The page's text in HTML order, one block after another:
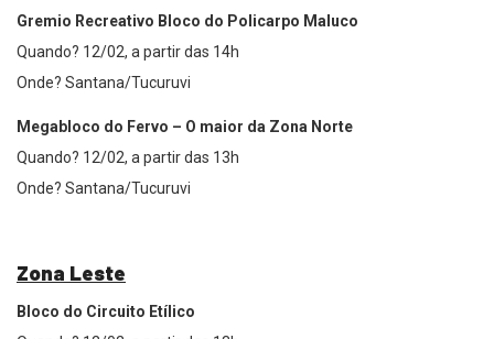
Gremio Recreativo Bloco do Policarpo Maluco
Quando? 12/02, a partir das 14h
Onde? Santana/Tucuruvi
Megabloco do Fervo – O maior da Zona Norte
Quando? 12/02, a partir das 13h
Onde? Santana/Tucuruvi
Zona Leste
Bloco do Circuito Etílico